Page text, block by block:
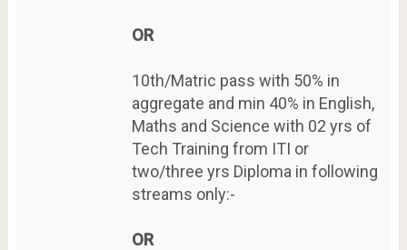
OR
10th/Matric pass with 50% in
aggregate and min 40% in English,
Maths and Science with 02 yrs of
Tech Training from ITI or
two/three yrs Diploma in following
streams only:-
OR